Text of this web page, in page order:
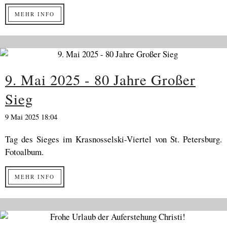
MEHR INFO
9. Mai 2025 - 80 Jahre Großer
Sieg
9 Mai 2025 18:04
Tag des Sieges im Krasnosselski-Viertel von St. Petersburg.
Fotoalbum.
MEHR INFO